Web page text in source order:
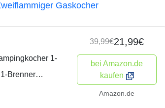
Gaskocher
1-
Brenner
39,99€21,99€
bei Amazon.de
kaufen
Amazon.de